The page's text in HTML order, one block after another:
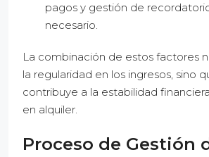
pagos y gestión de
necesario.
La combinación de estos factores
la regularidad en los ingresos, sino
contribuye a la estabilidad
en alquiler.
Proceso de Gestión